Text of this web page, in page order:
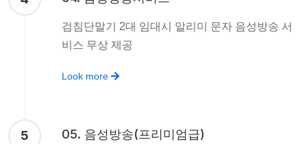
검침단말기 2대 임대시 알리미 문자 음성방송 서
비스 무상 제공
Look more
5 05. 음성방송(프리미엄급)